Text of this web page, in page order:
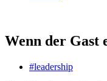
Wenn der
#leadership